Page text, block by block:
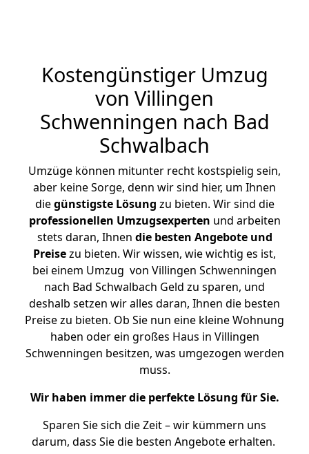
Kostengünstiger Umzug
von Villingen
Schwenningen nach Bad
Schwalbach
Umzüge können mitunter recht kostspielig sein,
aber keine Sorge, denn wir sind hier, um Ihnen
diegünstigste Lösung zu bieten. Wir sind die
professionellen Umzugsexperten und arbeiten
stets daran, Ihnen die besten Angebote und
Preisezu bieten. Wir wissen, wie wichtig es ist,
bei einem Umzug von Villingen Schwenningen
nach Bad Schwalbach Geld zu sparen, und
deshalb setzen wir alles daran, Ihnen die besten
Preise zu bieten. Ob Sie nun eine kleine Wohnung
haben oder ein großes Haus in Villingen
Schwenningen besitzen, was umgezogen werden
muss.
Wir haben immer die perfekte Lösung für Sie.
Sparen Sie sich die Zeit – wir kümmern uns
darum, dass Sie die besten Angebote erhalten.